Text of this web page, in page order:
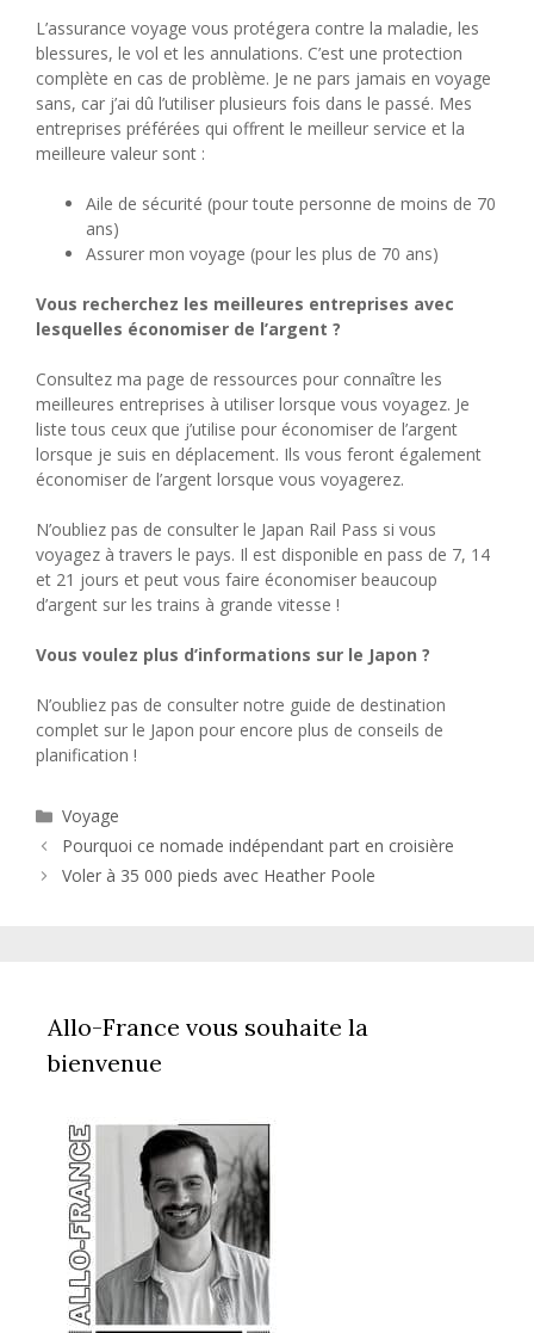
L’assurance voyage vous protégera contre la maladie, les
blessures, le vol et les annulations. C’est une protection
complète en cas de problème. Je ne pars jamais en voyage
sans, car j’ai dû l’utiliser plusieurs fois dans le passé. Mes
entreprises préférées qui offrent le meilleur service et la
meilleure valeur sont :
Aile de sécurité (pour toute personne de moins de 70
ans)
Assurer mon voyage (pour les plus de 70 ans)
Vous recherchez les meilleures entreprises avec
lesquelles économiser de l’argent ?
Consultez ma page de ressources pour connaître les
meilleures entreprises à utiliser lorsque vous voyagez. Je
liste tous ceux que j’utilise pour économiser de l’argent
lorsque je suis en déplacement. Ils vous feront également
économiser de l’argent lorsque vous voyagerez.
N’oubliez pas de consulter le Japan Rail Pass si vous
voyagez à travers le pays. Il est disponible en pass de 7, 14
et 21 jours et peut vous faire économiser beaucoup
d’argent sur les trains à grande vitesse !
Vous voulez plus d’informations sur le Japon ?
N’oubliez pas de consulter notre guide de destination
complet sur le Japon pour encore plus de conseils de
planification !
Catégories
Voyage
Pourquoi ce nomade indépendant part en croisière
Voler à 35 000 pieds avec Heather Poole
Allo-France vous souhaite la
bienvenue